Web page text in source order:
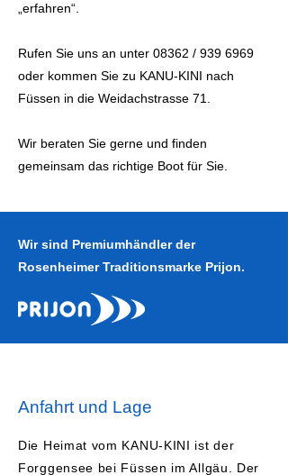
„erfahren“.
Rufen Sie uns an unter 08362 / 939 6969
oder kommen Sie zu KANU-KINI nach
Füssen in die Weidachstrasse 71.
Wir beraten Sie gerne und finden
gemeinsam das richtige Boot für Sie.
Wir sind Premiumhändler der
Rosenheimer Traditionsmarke Prijon.
Anfahrt und Lage
Die Heimat vom KANU-KINI ist der
Forggensee bei Füssen im Allgäu. Der